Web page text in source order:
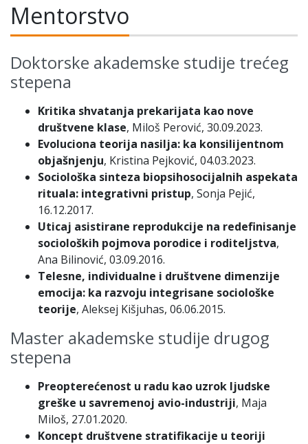
Mentorstvo
Doktorske akademske studije trećeg
stepena
Kritika shvatanja prekarijata kao nove
društvene klase, Miloš Perović, 30.09.2023.
Evoluciona teorija nasilja: ka konsilijentnom
objašnjenju, Kristina Pejković, 04.03.2023.
Sociološka sinteza biopsihosocijalnih aspekata
rituala: integrativni pristup, Sonja Pejić,
16.12.2017.
Uticaj asistirane reprodukcije na redefinisanje
socioloških pojmova porodice i roditeljstva,
Ana Bilinović, 03.09.2016.
Telesne, individualne i društvene dimenzije
emocija: ka razvoju integrisane sociološke
teorije, Aleksej Kišjuhas, 06.06.2015.
Master akademske studije drugog
stepena
Preopterećenost u radu kao uzrok ljudske
greške u savremenoj avio-industriji, Maja
Miloš, 27.01.2020.
Koncept društvene stratifikacije u teoriji